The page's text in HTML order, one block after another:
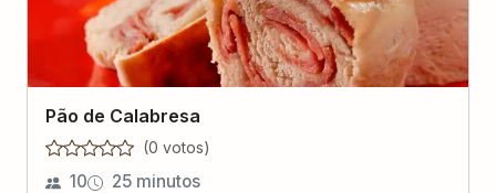
Pão de Calabresa
(0 votos)
10 25 minutos